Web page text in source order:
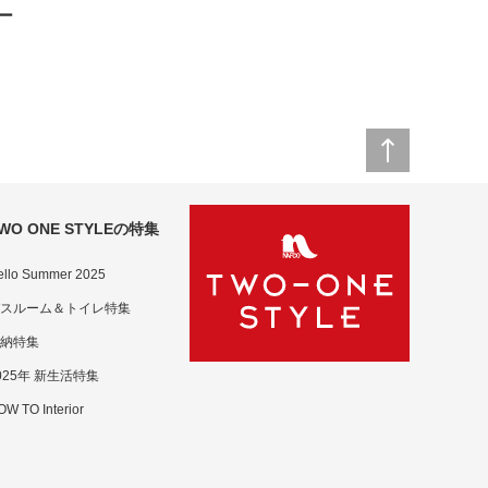
ONE STYLEの特集
Summer 2025
ルーム＆トイレ特集
特集
年 新生活特集
TO Interior